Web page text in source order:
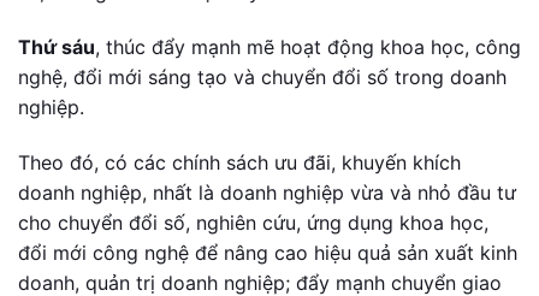
Thứ sáu, thúc đẩy mạnh mẽ hoạt động khoa học, công
nghệ, đổi mới sáng tạo và chuyển đổi số trong doanh
nghiệp.
Theo đó, có các chính sách ưu đãi, khuyến khích
doanh nghiệp, nhất là doanh nghiệp vừa và nhỏ đầu tư
cho chuyển đổi số, nghiên cứu, ứng dụng khoa học,
đổi mới công nghệ để nâng cao hiệu quả sản xuất kinh
doanh, quản trị doanh nghiệp; đẩy mạnh chuyển giao